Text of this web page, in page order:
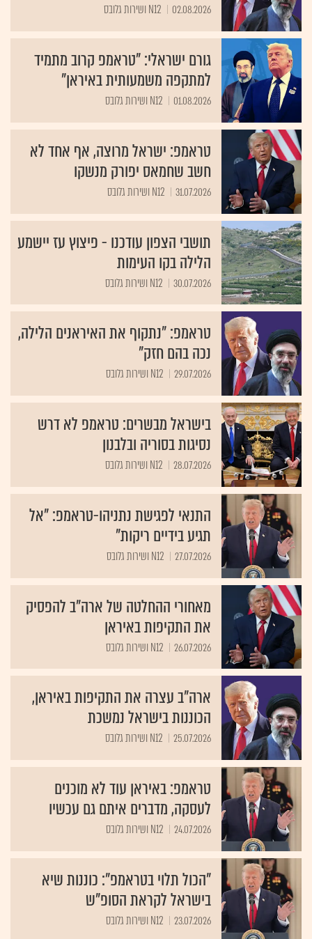
02.08.2026 N12 ושירות גלובס
גורם ישראלי: "טראמפ קרוב מתמיד
למתקפה משמעותית באיראן"
01.08.2026 N12 ושירות גלובס
טראמפ: ישראל מרוצה, אף אחד לא
חשב שחמאס יפורק מנשקו
31.07.2026 N12 ושירות גלובס
תושבי הצפון עודכנו - פיצוץ עז יישמע
הלילה בקו העימות
30.07.2026 N12 ושירות גלובס
טראמפ: "נתקוף את האיראנים הלילה,
נכה בהם חזק"
29.07.2026 N12 ושירות גלובס
בישראל מבשרים: טראמפ לא דרש
נסיגות בסוריה ובלבנון
28.07.2026 N12 ושירות גלובס
התנאי לפגישת נתניהו-טראמפ: "אל
תגיע בידיים ריקות"
27.07.2026 N12 ושירות גלובס
מאחורי ההחלטה של ארה"ב להפסיק
את התקיפות באיראן
26.07.2026 N12 ושירות גלובס
ארה"ב עצרה את התקיפות באיראן,
הכוננות בישראל נמשכת
25.07.2026 N12 ושירות גלובס
טראמפ: באיראן עוד לא מוכנים
לעסקה, מדברים איתם גם עכשיו
24.07.2026 N12 ושירות גלובס
"הכול תלוי בטראמפ": כוננות שיא
בישראל לקראת הסופ"ש
23.07.2026 N12 ושירות גלובס